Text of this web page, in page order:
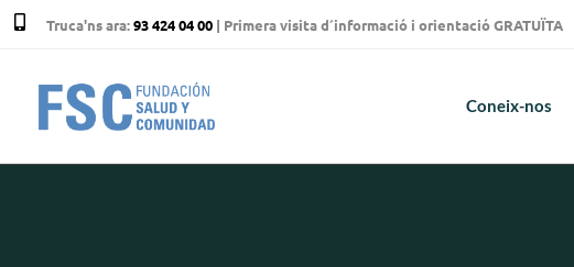
Truca'ns ara:93 424 04 00 | Primera visita d´informació i orientació GRATUÏTA
Coneix-nos